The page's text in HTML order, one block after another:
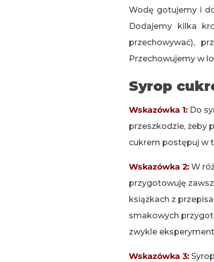
Wodę gotujemy i
Dodajemy kilka
przechowywać),
Przechowujemy w
Syrop
Wskazówka 1: Do
przeszkodzie, żeby
cukrem postępuj w
Wskazówka 2: W
przygotowuję
książkach z
smakowych
zwykle
Wskazówka 3: